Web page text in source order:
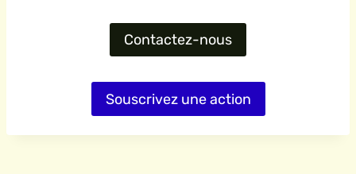
Contactez-nous
Souscrivez une action